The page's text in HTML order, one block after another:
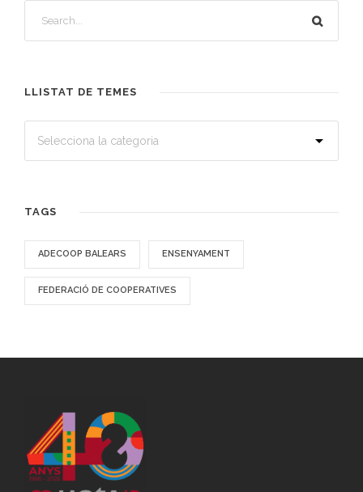
LLISTAT DE TEMES
TAGS
ADECOOP BALEARS ENSENYAMENT
FEDERACIÓ DE COOPERATIVES